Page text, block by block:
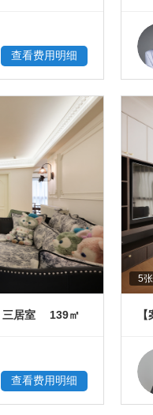
查看费用明细
三居室 139㎡
查看费用明细
5张